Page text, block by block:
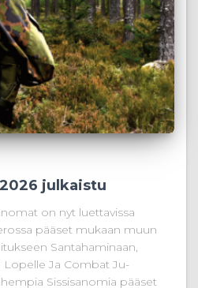
julkaistu
on nyt luettavissa
pääset mukaan muun
Santahaminaan,
Lopelle Ja Combat Ju-
Sissisanomia pääset